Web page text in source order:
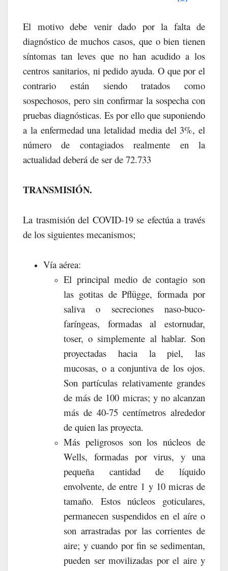
El motivo debe venir dado por la falta de
diagnóstico de muchos casos, que o bien tienen
síntomas tan leves que no han acudido a los
centros sanitarios, ni pedido ayuda. O que por el
contrario están siendo tratados como
sospechosos, pero sin confirmar la sospecha con
pruebas diagnósticas. Es por ello que suponiendo
a la enfermedad una letalidad media del 3%, el
número de contagiados realmente en la
actualidad deberá de ser de 72.733
TRANSMISIÓN.
La trasmisión del COVID-19 se efectúa a través
de los siguientes mecanismos;
Vía aérea:
El principal medio de contagio son
las gotitas de Pflügge, formada por
saliva o secreciones naso-buco-
faríngeas, formadas al estornudar,
toser, o simplemente al hablar. Son
proyectadas hacia la piel, las
mucosas, o a conjuntiva de los ojos.
Son partículas relativamente grandes
de más de 100 micras; y no alcanzan
más de 40-75 centímetros alrededor
de quien las proyecta.
Más peligrosos son los núcleos de
Wells, formadas por virus, y una
pequeña cantidad de líquido
envolvente, de entre 1 y 10 micras de
tamaño. Estos núcleos goticulares,
permanecen suspendidos en el aíre o
son arrastradas por las corrientes de
aire; y cuando por fin se sedimentan,
pueden ser movilizadas por el aire y